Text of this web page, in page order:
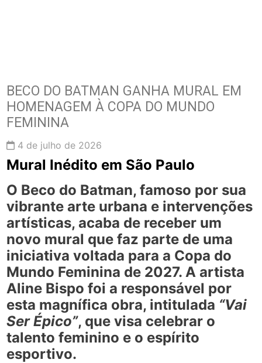
BECO DO BATMAN GANHA MURAL EM
HOMENAGEM À COPA DO MUNDO
FEMININA
4 de julho de 2026
Mural Inédito em São Paulo
O Beco do Batman, famoso por sua
vibrante arte urbana e intervenções
artísticas, acaba de receber um
novo mural que faz parte de uma
iniciativa voltada para a Copa do
Mundo Feminina de 2027. A artista
Aline Bispo foi a responsável por
esta magnífica obra, intitulada “Vai
Ser Épico”, que visa celebrar o
talento feminino e o espírito
esportivo.